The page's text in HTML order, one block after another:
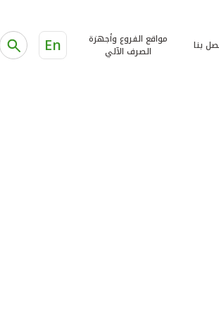
بنا
مواقع الفروع وأجهزة
الصرف الآلي
En